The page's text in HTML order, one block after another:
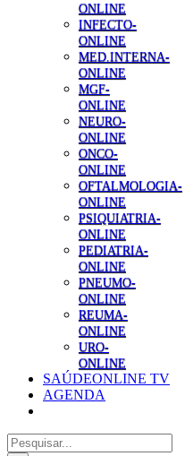
ONLINE
INFECTO-
ONLINE
MED.INTERNA-
ONLINE
MGF-
ONLINE
NEURO-
ONLINE
ONCO-
ONLINE
OFTALMOLOGIA-
ONLINE
PSIQUIATRIA-
ONLINE
PEDIATRIA-
ONLINE
PNEUMO-
ONLINE
REUMA-
ONLINE
URO-
ONLINE
SAÚDEONLINE TV
AGENDA
Pesquisar